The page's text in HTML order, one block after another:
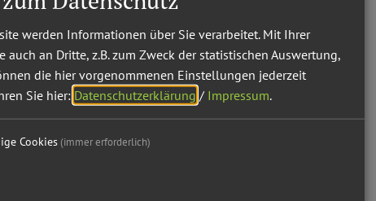
werden Informationen über Sie verarbeitet. Mit Ihrer
an Dritte, z.B. zum Zweck der statistischen Auswertung,
die hier vorgenommenen Einstellungen jederzeit
Sie hier: Datenschutzerklärung / Impressum.
Cookies (immer erforderlich)